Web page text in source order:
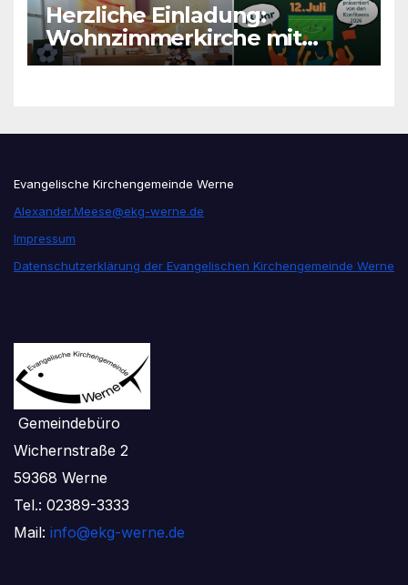
Herzliche Einladung:
Wohnzimmerkirche mit
unseren Konfis
Evangelische Kirchengemeinde Werne
Alexander.Meese@ekg-werne.de
Impressum
Datenschutzerklärung der Evangelischen Kirchengemeinde Werne
Gemeindebüro
Wichernstraße 2
59368 Werne
Tel.: 02389-3333
Mail: info@ekg-werne.de